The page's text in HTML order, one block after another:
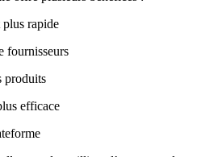
rapide
fournisseurs
produits
efficace